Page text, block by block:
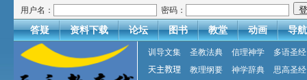
用户名： 密码：
答疑 资料下载 论坛 图书 教堂 动画 导航
训导文集 圣教法典 信理神学
多语圣经
天主教理
教理纲要 神学辞典
思高圣经